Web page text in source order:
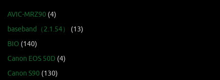
AVIC-MRZ90 (4)
baseband（2.1.54）
(13)
BIO (140)
Canon EOS 50D (4)
Canon S90 (130)